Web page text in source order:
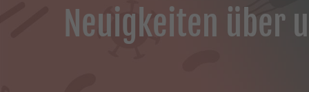
Neuigkeiten über